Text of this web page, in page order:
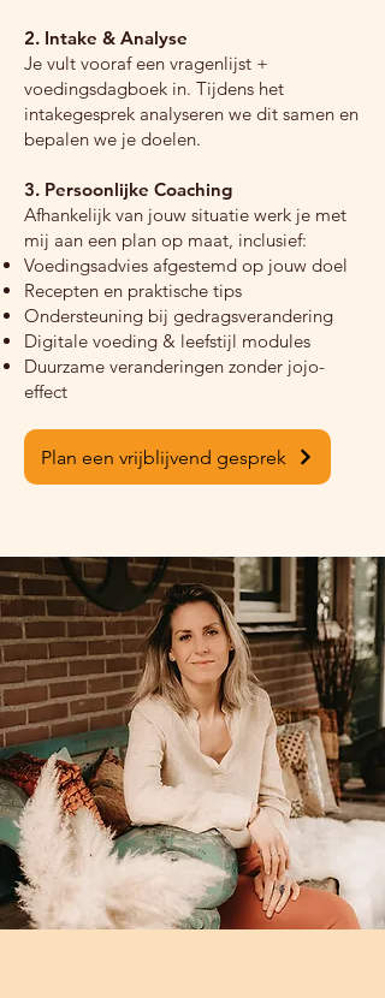
2. Intake & Analyse
Je vult vooraf een vragenlijst +
voedingsdagboek in. Tijdens het
intakegesprek analyseren we dit samen en
bepalen we je doelen.
3. Persoonlijke Coaching
Afhankelijk van jouw situatie werk je met
mij aan een plan op maat, inclusief:
Voedingsadvies afgestemd op jouw doel
Recepten en praktische tips
Ondersteuning bij gedragsverandering
Digitale voeding & leefstijl modules
Duurzame veranderingen zonder jojo-
effect
Plan een vrijblijvend gesprek